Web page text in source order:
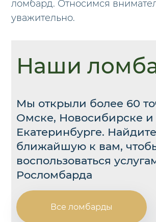
ломбард. Относимся
уважительно.
Наши
Мы открыли более 60
Омске, Новосибирске и
Екатеринбурге. Найдите
ближайшую к вам,
воспользоваться
Росломбарда
Все ломбарды